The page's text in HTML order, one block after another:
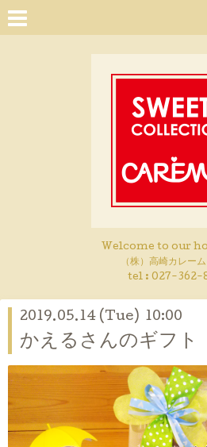
Welcome to our
（株）高崎カレー
tel : 027-362-
2019.05.14 (Tue) 10:00
かえるさんのギフト